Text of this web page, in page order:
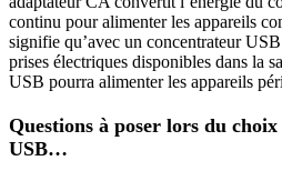
continu pour alimenter les appareils
signifie qu’avec un concentrateur
prises électriques disponibles dans la
USB pourra alimenter les appareils
Questions à poser lors du
USB…